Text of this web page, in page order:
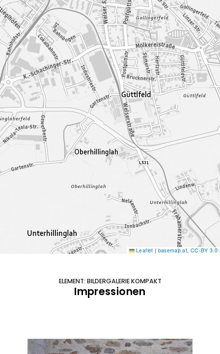
Leaflet | basemap.at CC-BY 3.0
ELEMENT: BILDERGALERIE KOMPAKT
Impressionen